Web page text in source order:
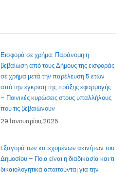
Εισφορά σε χρήμα: Παράνομη η
βεβαίωση από τους Δήμους της εισφοράς
σε χρήμα μετά την παρέλευση 5 ετών
από την έγκριση της πράξης εφαρμογής
– Ποινικές κυρώσεις στους υπαλλήλους
που τις βεβαιώνουν
29 Ιανουαρίου,2025
Eξαγορά των κατεχομένων ακινήτων του
Δημοσίου – Ποια είναι η διαδικασία και τι
δικαιολογητικά απαιτούνται για την